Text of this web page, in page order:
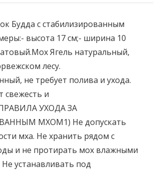
Будда с стабилизированным
высота 17 см;- ширина 10
Ягель натуральный,
лесу.
не требует полива и ухода.
свежесть и
УХОДА ЗА
МХОМ1) Не допускать
мха. Не хранить рядом с
и не протирать мох влажными
устанавливать под